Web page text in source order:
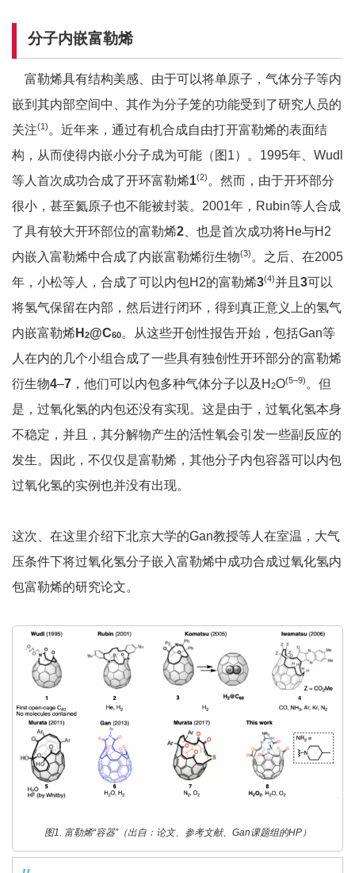
分子内嵌富勒烯
富勒烯具有结构美感、由于可以将单原子，气体分子等内
嵌到其内部空间中、其作为分子笼的功能受到了研究人员的
关注(1) 。近年来，通过有机合成自由打开富勒烯的表面结
构，从而使得内嵌小分子成为可能（图1）。 1995年、 Wudl
等人首次成功合成了开环富勒烯1(2) 。然而，由于开环部分
很小，甚至氦原子也不能被封装。 2001年， Rubin等人合成
了具有较大开环部位的富勒烯2 、也是首次成功将He与H2
内嵌入富勒烯中合成了内嵌富勒烯衍生物(3) 。之后、在2005
年，小松等人，合成了可以内包H2的富勒烯3(4)并且 3可以
将氢气保留在内部，然后进行闭环，得到真正意义上的氢气
内嵌富勒烯H 2@C60。从这些开创性报告开始，包括Gan等
人在内的几个小组合成了一些具有独创性开环部分的富勒烯
衍生物4–7 ，他们可以内包多种气体分子以及 H 2O(5–9) 。但
是，过氧化氢的内包还没有实现。这是由于，过氧化氢本身
不稳定，并且，其分解物产生的活性氧会引发一些副反应的
发生。因此，不仅仅是富勒烯，其他分子内包容器可以内包
过氧化氢的实例也并没有出现。
这次、在这里介绍下北京大学的Gan教授等人在室温，大气
压条件下将过氧化氢分子嵌入富勒烯中成功合成过氧化氢内
包富勒烯的研究论文。
图1. 富勒烯“容器”（出自：论文、参考文献、Gan课题组的HP）